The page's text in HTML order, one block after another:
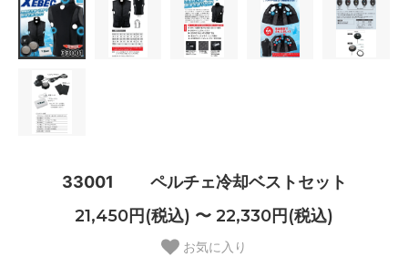
33001 ペルチェ冷却ベストセット
21,450円(税込) 〜 22,330円(税込)
お気に入り